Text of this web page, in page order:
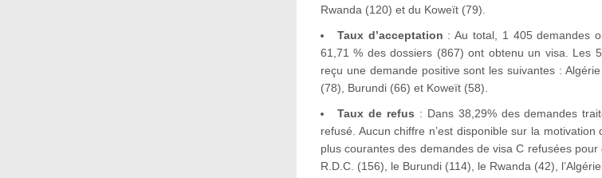
Rwanda (120) et du Koweït (79).
Taux d’acceptation : Au total, 1 405 demandes
61,71 % des dossiers (867) ont obtenu un visa. Les
reçu une demande positive sont les suivantes :
(78), Burundi (66) et Koweït (58).
Taux de refus : Dans 38,29% des demandes
refusé. Aucun chiffre n’est disponible sur la
plus courantes des demandes de visa C refusées
R.D.C. (156), le Burundi (114), le Rwanda (42),